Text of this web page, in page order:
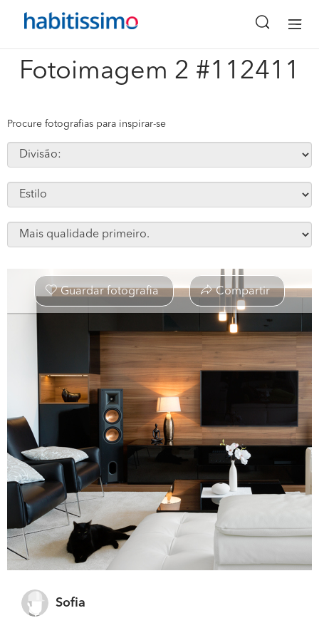
Fotoimagem 2 #112411
x
Procure fotografias para inspirar-se
Guardar fotografia Compartir
Sofia